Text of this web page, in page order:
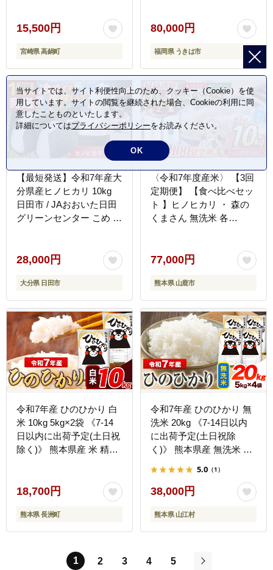
15,500円
宮崎県 高鍋町
80,000円
福岡県 うきは市
【最短発送】令和7年産大
分県産ヒノヒカリ 10kg
日田市 / JAおおいた日田
グリーンセンター こめ コ
28,000円
大分県 日田市
〈令和7年度産米〉 【3回
定期便】 【食べ比べセッ
ト 】ヒノヒカリ ・ 森の
くまさん 無洗米 各
産 [ZBP086]
77,000円
熊本県 山鹿市
令和7年産 ひのひかり 白
米 10kg 5kg×2袋 《7-14
日以内に出荷予定(土日祝
除く)》 熊本県産 米 精米-
--
18,700円
熊本県 長洲町
令和7年産 ひのひかり 無
洗米 20kg 《7-14日以内
に出荷予定(土日祝除
く)》 熊本県産 無洗米 精
山江村---
yme_lcl_564_20kg---
5.0 （1）
38,000円
熊本県 山江村
1 2 3 4
5
当サイトでは、サイト利便性向上のため、クッキー（Cookie）を使
用しています。サイトの閲覧を継続された場合、Cookieの利用に同
意したことものといたします。
詳細についてはプライバシーポリシーをお読みください。
OK